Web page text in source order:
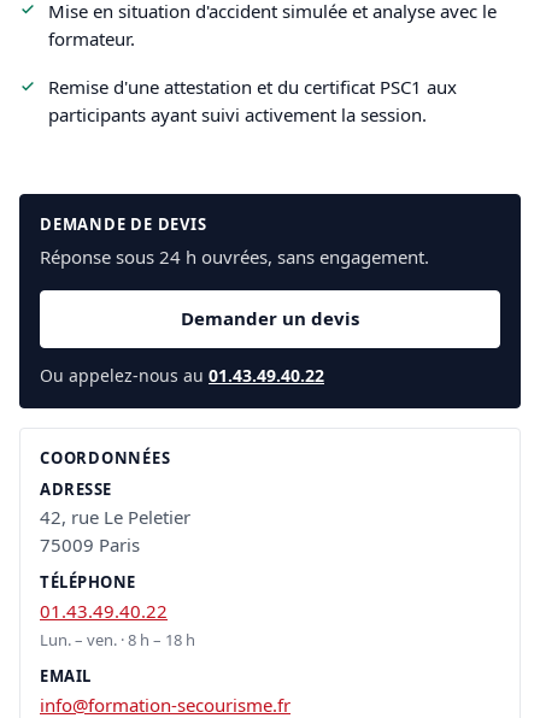
Mise en situation d'accident simulée et analyse avec le
formateur.
Remise d'une attestation et du certificat PSC1 aux
participants ayant suivi activement la session.
DEMANDE DE DEVIS
Réponse sous 24 h ouvrées, sans engagement.
Demander un devis
Ou appelez-nous au 01.43.49.40.22
COORDONNÉES
ADRESSE
42, rue Le Peletier
75009 Paris
TÉLÉPHONE
01.43.49.40.22
Lun. – ven. · 8 h – 18 h
EMAIL
info@formation-secourisme.fr